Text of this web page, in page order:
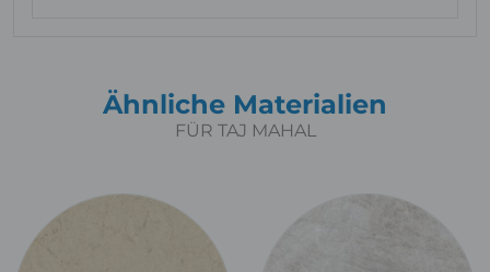
Ähnliche Materialien
FÜR TAJ MAHAL